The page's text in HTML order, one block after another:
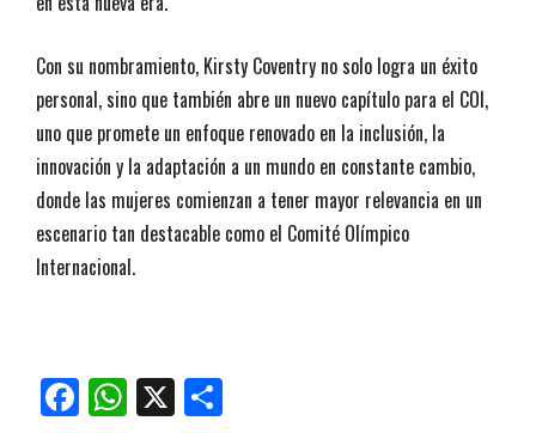
Con su nombramiento, Kirsty Coventry no solo logra un éxito
personal, sino que también abre un nuevo capítulo para el COI,
uno que promete un enfoque renovado en la inclusión, la
innovación y la adaptación a un mundo en constante cambio,
donde las mujeres comienzan a tener mayor relevancia en un
escenario tan destacable como el Comité Olímpico
Internacional.
Facebook
WhatsApp
X